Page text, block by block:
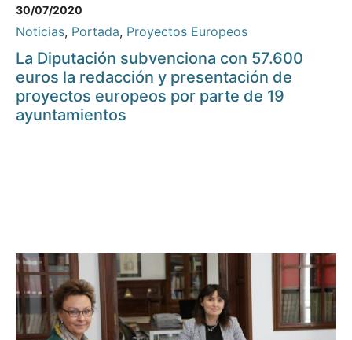
30/07/2020
Noticias, Portada, Proyectos Europeos
La Diputación subvenciona con 57.600
euros la redacción y presentación de
proyectos europeos por parte de 19
ayuntamientos